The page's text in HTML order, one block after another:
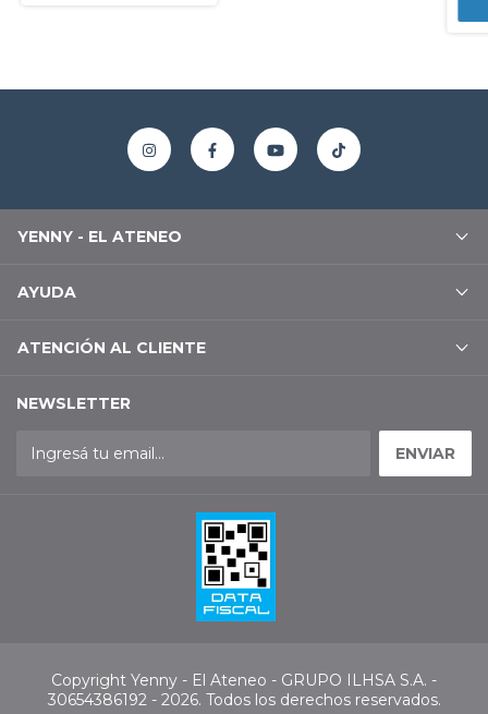
YENNY - EL ATENEO
AYUDA
ATENCIÓN AL CLIENTE
NEWSLETTER
Copyright Yenny - El Ateneo - GRUPO ILHSA S.A. -
30654386192 - 2026. Todos los derechos reservados.